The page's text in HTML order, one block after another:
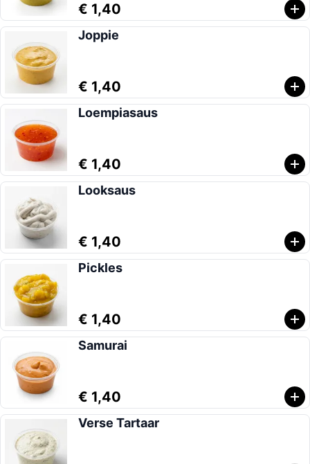
€ 1,40
Joppie
€ 1,40
Loempiasaus
€ 1,40
Looksaus
€ 1,40
Pickles
€ 1,40
Samurai
€ 1,40
Verse Tartaar